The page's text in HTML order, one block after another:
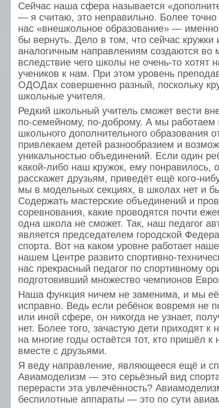
Сейчас наша сфера называется
— я считаю, это неправильно. Более
нас «внешкольное образование» — именно
бы вернуть. Дело в том, что сейчас кружки
аналогичным направлениям создаются во
вследствие чего школы не очень-то хотят
учеников к нам. При этом уровень
ОДОДах совершенно разный, поскольку
школьные учителя.
Редкий школьный учитель сможет вести
по-семейному, по-доброму. А мы работаем
школьного дополнительного образования
привлекаем детей разнообразием и
уникальностью объединений. Если один
какой-либо наш кружок, ему понравилось,
расскажет друзьям, приведёт ещё кого-
мы в модельных секциях, в школах нет и
Содержать мастерские объединений и
соревнования, какие проводятся почти
одна школа не сможет. Так, наш педагог
является председателем городской
спорта. Вот на каком уровне работает
нашем Центре развито спортивно-
нас прекрасный педагог по спортивному
подготовивший множество чемпионов
Наша функция ничем не заменима, и мы
исправно. Ведь если ребёнок вовремя не
или иной сфере, он никогда не узнает,
нет. Более того, зачастую дети приходят
на многие годы остаётся тот, кто пришёл к
вместе с друзьями.
Я веду направление, являющееся ещё и
Авиамоделизм — это серьёзный вид
перерасти эта увлечённость?
беспилотные аппараты — это по сути